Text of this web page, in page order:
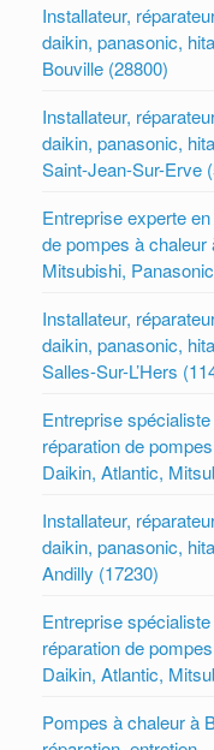
Installateur,
daikin, panasonic,
Bouville (28800)
Installateur,
daikin, panasonic,
Saint-Jean-Sur-Erve
Entreprise experte
de pompes à chaleur
Mitsubishi,
Installateur,
daikin, panasonic,
Salles-Sur-L’Hers
Entreprise
réparation de
Daikin, Atlantic,
Installateur,
daikin, panasonic,
Andilly (17230)
Entreprise
réparation de
Daikin, Atlantic,
Pompes à chaleur à